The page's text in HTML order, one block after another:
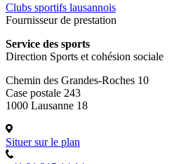
Clubs sportifs lausannois
Fournisseur de prestation
Service des sports
Direction Sports et cohésion sociale
Chemin des Grandes-Roches 10
Case postale 243
1000 Lausanne 18
Situer sur le plan